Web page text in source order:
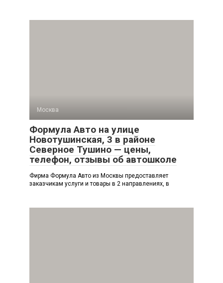
Москва
Формула Авто на улице
Новотушинская, 3 в районе
Северное Тушино — цены,
телефон, отзывы об автошколе
Фирма Формула Авто из Москвы предоставляет
заказчикам услуги и товары в 2 направлениях, в